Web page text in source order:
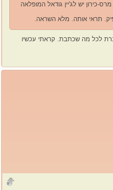
בחברה טובה - 45 מרס-כירון יש לג'יין גודאל המופלאה
תראי אותה. מלא השראה.
לכל מה שכתבת. קראתי עכשיו